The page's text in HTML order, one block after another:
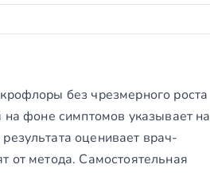
без чрезмерного роста
на фоне симптомов указывает на
оценивает врач-
от метода. Самостоятельная